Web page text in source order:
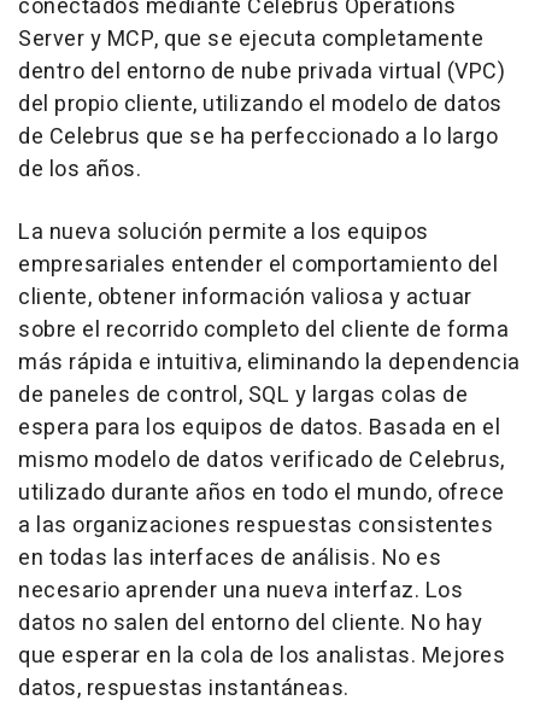
conectados mediante Celebrus Operations
Server y MCP, que se ejecuta completamente
dentro del entorno de nube privada virtual (VPC)
del propio cliente, utilizando el modelo de datos
de Celebrus que se ha perfeccionado a lo largo
de los años.
La nueva solución permite a los equipos
empresariales entender el comportamiento del
cliente, obtener información valiosa y actuar
sobre el recorrido completo del cliente de forma
más rápida e intuitiva, eliminando la dependencia
de paneles de control, SQL y largas colas de
espera para los equipos de datos. Basada en el
mismo modelo de datos verificado de Celebrus,
utilizado durante años en todo el mundo, ofrece
a las organizaciones respuestas consistentes
en todas las interfaces de análisis. No es
necesario aprender una nueva interfaz. Los
datos no salen del entorno del cliente. No hay
que esperar en la cola de los analistas. Mejores
datos, respuestas instantáneas.